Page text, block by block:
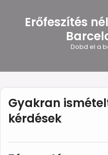
Erőfeszítés
Dobd el a
Gyakran
kérdések